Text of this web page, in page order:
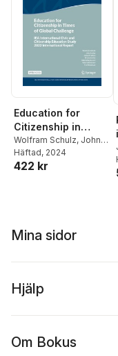
Education for
Citizenship in
Times of Global
Challenge
Wolfram Schulz, John
Ainley,Julian Fraillon
Bruno Losito
Häftad, 2024
422 kr
Mina sidor
Hjälp
Om Bokus